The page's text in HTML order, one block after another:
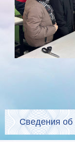
Сведения об